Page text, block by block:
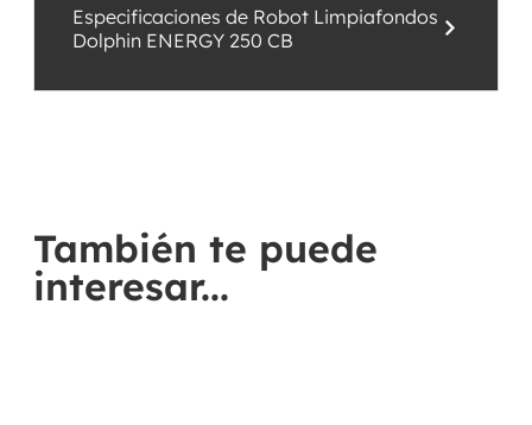
Especificaciones de Robot Limpiafondos
Dolphin ENERGY 250 CB
También te puede
interesar...